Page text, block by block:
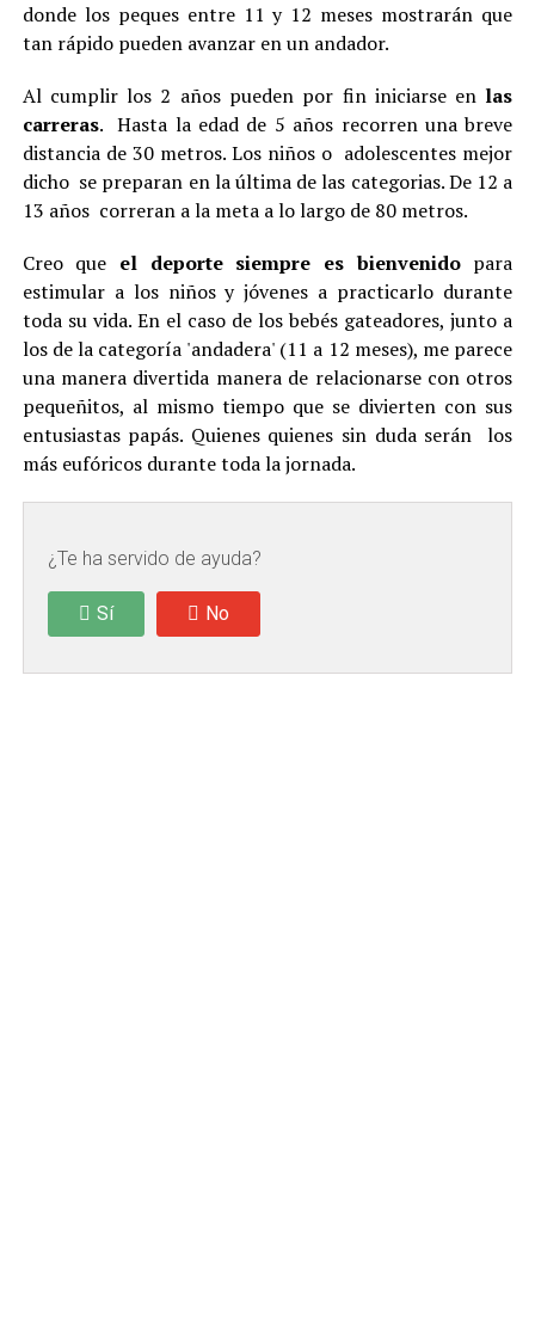
donde los peques entre 11 y 12 meses mostrarán que
tan rápido pueden avanzar en un andador.
Al cumplir los 2 años pueden por fin iniciarse en las
carreras. Hasta la edad de 5 años recorren una breve
distancia de 30 metros. Los niños o adolescentes mejor
dicho se preparan en la última de las categorias. De 12 a
13 años correran a la meta a lo largo de 80 metros.
Creo que el deporte siempre es bienvenidopara
estimular a los niños y jóvenes a practicarlo durante
toda su vida. En el caso de los bebés gateadores, junto a
los de la categoría 'andadera' (11 a 12 meses), me parece
una manera divertida manera de relacionarse con otros
pequeñitos, al mismo tiempo que se divierten con sus
entusiastas papás. Quienes quienes sin duda serán los
más eufóricos durante toda la jornada.
¿Te ha servido de ayuda?
Sí No